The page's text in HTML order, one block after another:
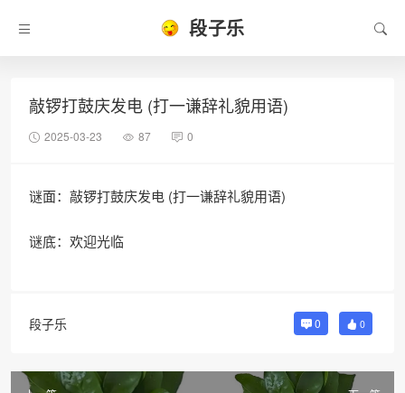
段子乐
敲锣打鼓庆发电 (打一谦辞礼貌用语)
2025-03-23 87 0
谜面：敲锣打鼓庆发电 (打一谦辞礼貌用语)
谜底：欢迎光临
段子乐 0 0